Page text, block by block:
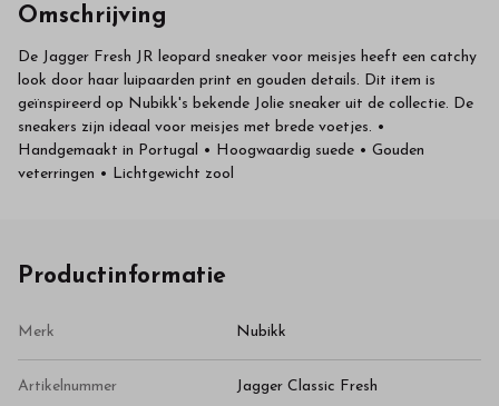
Omschrijving
De Jagger Fresh JR leopard sneaker voor meisjes heeft een catchy
look door haar luipaarden print en gouden details. Dit item is
geïnspireerd op Nubikk's bekende Jolie sneaker uit de collectie. De
sneakers zijn ideaal voor meisjes met brede voetjes. •
Handgemaakt in Portugal • Hoogwaardig suede • Gouden
veterringen • Lichtgewicht zool
Productinformatie
Merk Nubikk
Artikelnummer Jagger Classic Fresh